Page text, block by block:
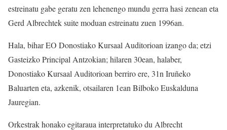
estreinatu gabe geratu zen lehenengo mundu gerra hasi zenean eta
Gerd Albrechtek suite moduan estreinatu zuen 1996an.
Hala, bihar EO Donostiako Kursaal Auditorioan izango da; etzi
Gasteizko Principal Antzokian; hilaren 30ean, halaber,
Donostiako Kursaal Auditorioan berriro ere, 31n Iruñeko
Baluarten eta, azkenik, otsailaren 1ean Bilboko Euskalduna
Jauregian.
Orkestrak honako egitaraua interpretatuko du Albrecht